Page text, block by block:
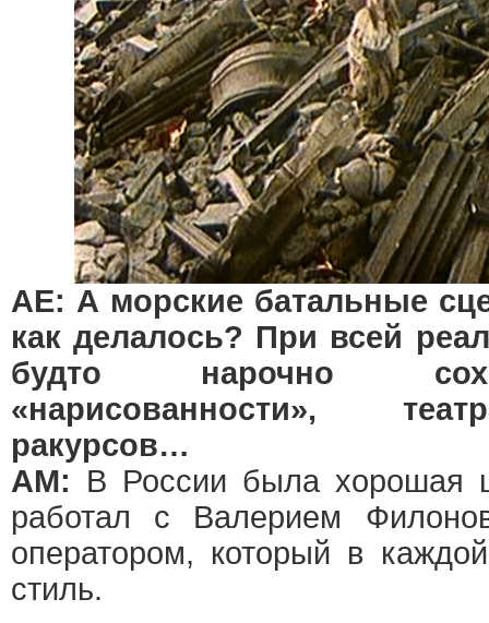
АЕ: А морские батальные
как делалось? При всей
будто нарочно
«нарисованности»,
ракурсов…
АМ: В России была хорошая
работал с Валерием
оператором, который в
стиль.